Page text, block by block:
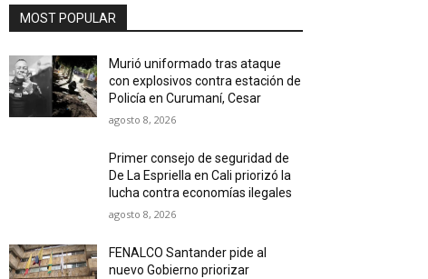
MOST POPULAR
Murió uniformado tras ataque
con explosivos contra estación de
Policía en Curumaní, Cesar
agosto 8, 2026
Primer consejo de seguridad de
De La Espriella en Cali priorizó la
lucha contra economías ilegales
agosto 8, 2026
FENALCO Santander pide al
nuevo Gobierno priorizar